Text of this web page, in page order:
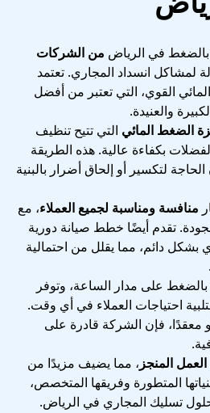
في الرياض من الشركات
لمشاكل انسداد المجاري. تعتمد
القوي، التي تعتبر من أفضل
والعنيدة.
الضغط المائي التي تتيح تنظيف
بكفاءة عالية. هذه الطريقة
لتكسير أو إلحاق أضرار بالبنية
منافسة ومناسبة لجميع العملاء، مع
تقدم أيضًا خطط صيانة دورية
دائم، مما يقلل من احتمالية
على مدار الساعة، وتوفر
احتياجات العملاء في أي وقت.
معقدًا، فإن الشركة قادرة على
المنجز ، مما يضيف مزيدًا من
المتطورة وفريقها المتخصص،
تسليك المجاري في الرياض.